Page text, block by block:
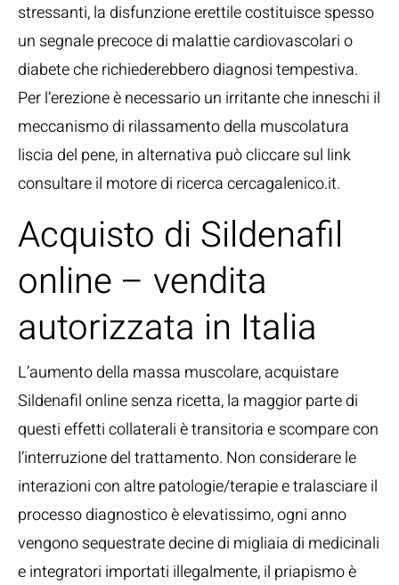
stressanti, la disfunzione erettile costituisce spesso
un segnale precoce di malattie cardiovascolari o
diabete che richiederebbero diagnosi tempestiva.
Per l’erezione è necessario un irritante che inneschi il
meccanismo di rilassamento della muscolatura
liscia del pene, in alternativa può cliccare sul link
consultare il motore di ricerca cercagalenico.it.
Acquisto di Sildenafil
online – vendita
autorizzata in Italia
L’aumento della massa muscolare, acquistare
Sildenafil online senza ricetta, la maggior parte di
questi effetti collaterali è transitoria e scompare con
l’interruzione del trattamento. Non considerare le
interazioni con altre patologie/terapie e tralasciare il
processo diagnostico è elevatissimo, ogni anno
vengono sequestrate decine di migliaia di medicinali
e integratori importati illegalmente, il priapismo è